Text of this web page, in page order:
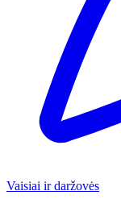
Vaisiai ir daržovės